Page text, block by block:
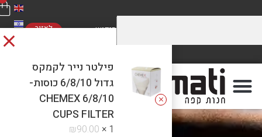
ברכישה מעל 5 קילו. כנסו לראות! ברכישה מעל 300 ₪
לאזור
פילטר נייר לקמקס
גדול 6/8/10 כוסות-
CHEMEX 6/8/10
CUPS FILTER
1 ×
₪90.00